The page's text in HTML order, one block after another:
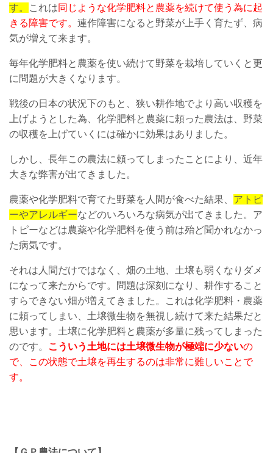
す。
これは同じような化学肥料と農薬を続けて使う為に起
きる障害です。 連作障害になると野菜が上手く育たず、病
気が増えて来ます。
毎年化学肥料と農薬を使い続けて野菜を栽培していくと更
に問題が大きくなります。
戦後の日本の状況下のもと、狭い耕作地でより高い収穫を
上げようとした為、化学肥料と農薬に頼った農法は、野菜
の収穫を上げていくには確かに効果はありました。
しかし、長年この農法に頼ってしまったことにより、近年
大きな弊害が出てきました。
農薬や化学肥料で育てた野菜を人間が食べた結果、 アトピ
ーやアレルギーなどのいろいろな病気が出てきました。ア
トピーなどは農薬や化学肥料を使う前は殆ど聞かれなかっ
た病気です。
それは人間だけではなく、畑の土地、土壌も弱くなりダメ
になって来たからです。問題は深刻になり、耕作すること
すらできない畑が増えてきました。これは化学肥料・農薬
に頼ってしまい、土壌微生物を無視し続けて来た結果だと
思います。土壌に化学肥料と農薬が多量に残ってしまった
のです。 こういう土地には土壌微生物が極端に少ないの
で、この状態で土壌を再生するのは非常に難しいことで
す。